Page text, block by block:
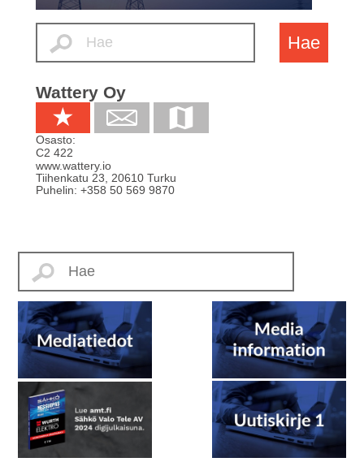
Hae
Wattery Oy
Osasto:
C2 422
www.wattery.io
Tiihenkatu 23
20610 Turku
Puhelin: +358 50 569 9870